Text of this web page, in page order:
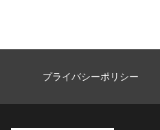
プライバシーポリシー